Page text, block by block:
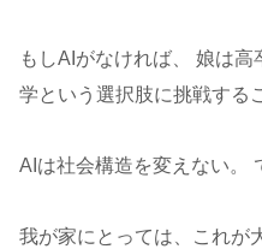
もしAIがなければ、 娘は
学という選択肢に挑戦する
AIは社会構造を変えない。
我が家にとっては、これが